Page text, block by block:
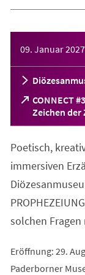
09. Januar 2027
CONNECT
Zeichen der
(Öffnet
in
neuen
Poetisch,
immersiven
solchen Fragen
Eröffnung: 29.
Paderborner